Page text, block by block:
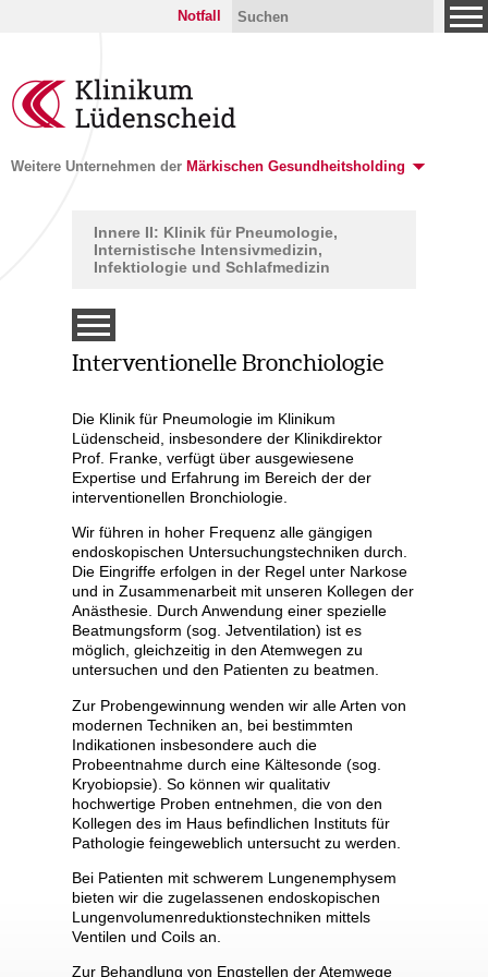
Notfall
Weitere Unternehmen der Märkischen Gesundheitsholding
Innere II: Klinik für Pneumologie,
Internistische Intensivmedizin,
Infektiologie und Schlafmedizin
Interventionelle Bronchiologie
Die Klinik für Pneumologie im Klinikum
Lüdenscheid, insbesondere der Klinikdirektor
Prof. Franke, verfügt über ausgewiesene
Expertise und Erfahrung im Bereich der der
interventionellen Bronchiologie.
Wir führen in hoher Frequenz alle gängigen
endoskopischen Untersuchungstechniken durch.
Die Eingriffe erfolgen in der Regel unter Narkose
und in Zusammenarbeit mit unseren Kollegen der
Anästhesie. Durch Anwendung einer spezielle
Beatmungsform (sog. Jetventilation) ist es
möglich, gleichzeitig in den Atemwegen zu
untersuchen und den Patienten zu beatmen.
Zur Probengewinnung wenden wir alle Arten von
modernen Techniken an, bei bestimmten
Indikationen insbesondere auch die
Probeentnahme durch eine Kältesonde (sog.
Kryobiopsie). So können wir qualitativ
hochwertige Proben entnehmen, die von den
Kollegen des im Haus befindlichen Instituts für
Pathologie feingeweblich untersucht zu werden.
Bei Patienten mit schwerem Lungenemphysem
bieten wir die zugelassenen endoskopischen
Lungenvolumenreduktionstechniken mittels
Ventilen und Coils an.
Zur Behandlung von Engstellen der Atemwege